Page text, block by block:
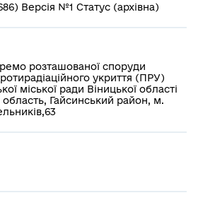
Версія №1 Статус (архівна)
розташованої споруди
укриття (ПРУ)
міської ради Віницької області
Гайсинський район, м.